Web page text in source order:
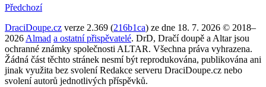
Předchozí
DraciDoupe.cz verze 2.369 (216b1ca) ze dne 18. 7. 2026 © 2018–
2026 Almad a ostatní přispěvatelé. DrD, Dračí doupě a Altar jsou
ochranné známky společnosti ALTAR. Všechna práva vyhrazena.
Žádná část těchto stránek nesmí být reprodukována, publikována ani
jinak využita bez svolení Redakce serveru DraciDoupe.cz nebo
svolení autorů jednotlivých příspěvků.